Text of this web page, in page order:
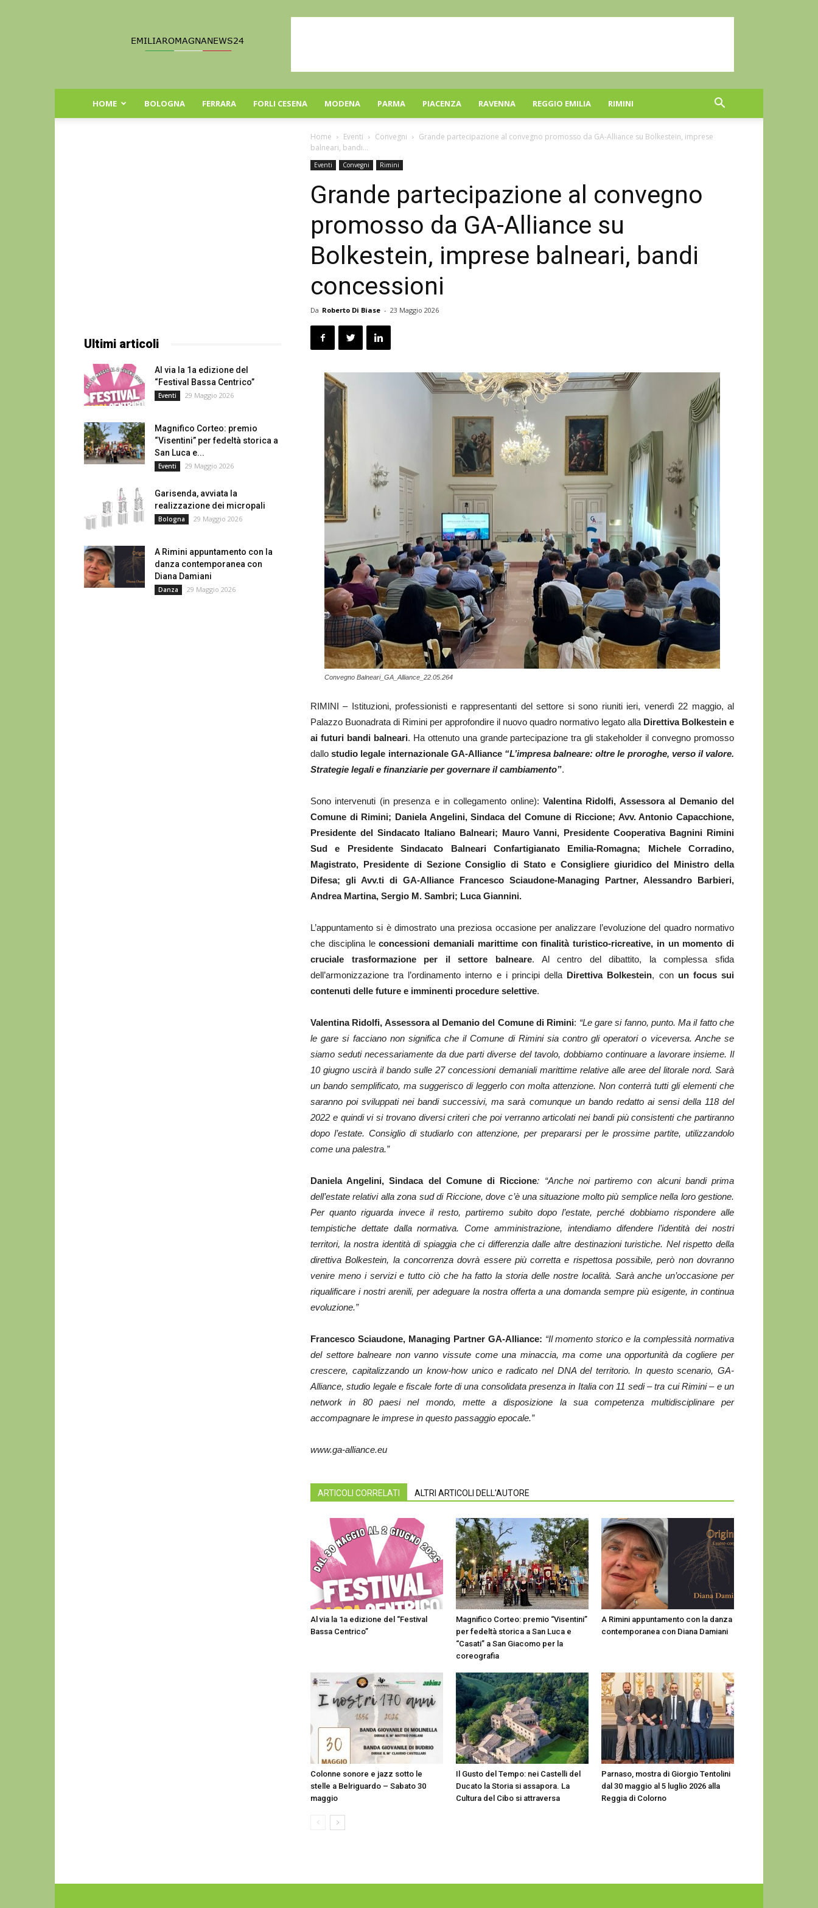
Romagna
HOME BOLOGNA FERRARA FORLI CESENA MODENA PARMA PIACENZA RAVENNA REGGIO EMILIA RIMINI
Home Eventi Convegni
Grande partecipazione al convegno promosso da GA-Alliance su Bolkestein, imprese
balneari, bandi...
Eventi Convegni Rimini
Grande partecipazione al convegno
promosso da GA-Alliance su
Bolkestein, imprese balneari, bandi
concessioni
Da Roberto Di Biase - 23 Maggio 2026
Convegno Balneari_GA_Alliance_22.05.264
RIMINI – Istituzioni, professionisti e rappresentanti del settore si sono riuniti ieri, venerdì 22 maggio, al
Palazzo Buonadrata di Rimini per approfondire il nuovo quadro normativo legato alla Direttiva Bolkestein e
ai futuri bandi balneari. Ha ottenuto una grande partecipazione tra gli stakeholder il convegno promosso
dallostudio legale internazionale GA-Alliance“L’impresa balneare: oltre le proroghe, verso il valore.
Strategie legali e finanziarie per governare il cambiamento”.
Sono intervenuti (in presenza e in collegamento online):Valentina Ridolfi, Assessora al Demanio del
Comune di Rimini; Daniela Angelini, Sindaca del Comune di Riccione; Avv. Antonio Capacchione,
Presidente del Sindacato Italiano Balneari; Mauro Vanni, Presidente Cooperativa Bagnini Rimini
Sud e Presidente Sindacato Balneari Confartigianato Emilia-Romagna; Michele Corradino,
Magistrato, Presidente di Sezione Consiglio di Stato e Consigliere giuridico del Ministro della
Difesa; gli Avv.ti di GA-Alliance Francesco Sciaudone-Managing Partner, Alessandro Barbieri,
Andrea Martina, Sergio M. Sambri; Luca Giannini.
L’appuntamento si è dimostrato una preziosa occasione per analizzare l’evoluzione del quadro normativo
che disciplina leconcessioni demaniali marittime con finalità turistico-ricreative, in un momento di
cruciale trasformazione per il settore balneare. Al centro del dibattito, la complessa sfida
dell’armonizzazione tra l’ordinamento interno e i principi della Direttiva Bolkestein, con un focus sui
contenuti delle future e imminenti procedure selettive.
Valentina Ridolfi, Assessora al Demanio del Comune di Rimini: “Le gare si fanno, punto. Ma il fatto che
le gare si facciano non significa che il Comune di Rimini sia contro gli operatori o viceversa. Anche se
siamo seduti necessariamente da due parti diverse del tavolo, dobbiamo continuare a lavorare insieme. Il
10 giugno uscirà il bando sulle 27 concessioni demaniali marittime relative alle aree del litorale nord. Sarà
un bando semplificato, ma suggerisco di leggerlo con molta attenzione. Non conterrà tutti gli elementi che
saranno poi sviluppati nei bandi successivi, ma sarà comunque un bando redatto ai sensi della 118 del
2022 e quindi vi si trovano diversi criteri che poi verranno articolati nei bandi più consistenti che partiranno
dopo l’estate. Consiglio di studiarlo con attenzione, per prepararsi per le prossime partite, utilizzandolo
come una palestra.”
Daniela Angelini, Sindaca del Comune di Riccione: “Anche noi partiremo con alcuni bandi prima
dell’estate relativi alla zona sud di Riccione, dove c’è una situazione molto più semplice nella loro gestione.
Per quanto riguarda invece il resto, partiremo subito dopo l’estate, perché dobbiamo rispondere alle
tempistiche dettate dalla normativa. Come amministrazione, intendiamo difendere l’identità dei nostri
territori, la nostra identità di spiaggia che ci differenzia dalle altre destinazioni turistiche. Nel rispetto della
direttiva Bolkestein, la concorrenza dovrà essere più corretta e rispettosa possibile, però non dovranno
venire meno i servizi e tutto ciò che ha fatto la storia delle nostre località. Sarà anche un’occasione per
riqualificare i nostri arenili, per adeguare la nostra offerta a una domanda sempre più esigente, in continua
evoluzione.”
Francesco Sciaudone, Managing Partner GA-Alliance: “Il momento storico e la complessità normativa
del settore balneare non vanno vissute come una minaccia, ma come una opportunità da cogliere per
crescere, capitalizzando un know-how unico e radicato nel DNA del territorio. In questo scenario, GA-
Alliance, studio legale e fiscale forte di una consolidata presenza in Italia con 11 sedi – tra cui Rimini – e un
network in 80 paesi nel mondo, mette a disposizione la sua competenza multidisciplinare per
accompagnare le imprese in questo passaggio epocale.”
www.ga-alliance.eu
ARTICOLI CORRELATI ALTRI ARTICOLI DELL'AUTORE
Al via la 1a edizione del “Festival
Bassa Centrico”
Magnifico Corteo: premio “Visentini”
per fedeltà storica a San Luca e
“Casati” a San Giacomo per la
coreografia
A Rimini appuntamento con la danza
contemporanea con Diana Damiani
Colonne sonore e jazz sotto le
stelle a Belriguardo – Sabato 30
maggio
Il Gusto del Tempo: nei Castelli del
Ducato la Storia si assapora. La
Cultura del Cibo si attraversa
Parnaso, mostra di Giorgio Tentolini
dal 30 maggio al 5 luglio 2026 alla
Reggia di Colorno
Ultimi articoli
Al via la 1a edizione del
“Festival Bassa Centrico”
Eventi 29 Maggio 2026
Magnifico Corteo: premio
“Visentini” per fedeltà storica a
San Luca e...
Eventi 29 Maggio 2026
Garisenda, avviata la
realizzazione dei micropali
Bologna 29 Maggio 2026
A Rimini appuntamento con la
danza contemporanea con
Diana Damiani
Danza 29 Maggio 2026